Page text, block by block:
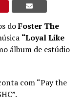
doFoster The
“Loyal Like
álbum de estúdio
com “Pay the